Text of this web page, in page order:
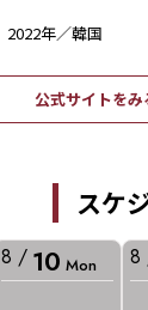
2022年／韓国
公式サイトをみ
スケ
8 / 10 Mon 8